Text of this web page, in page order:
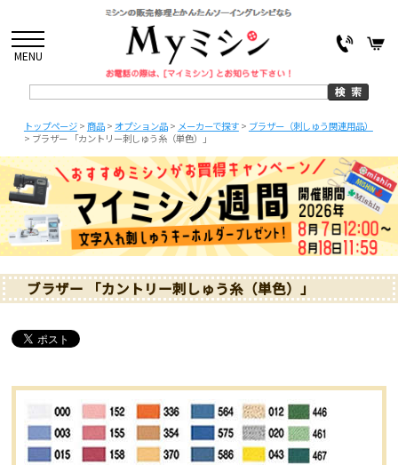
MENU
トップページ> 商品> オプション品> メーカーで探す> ブラザー（刺しゅう関連用品）
> ブラザー 「カントリー刺しゅう糸（単色）」
ブラザー 「カントリー刺しゅう糸（単色）」